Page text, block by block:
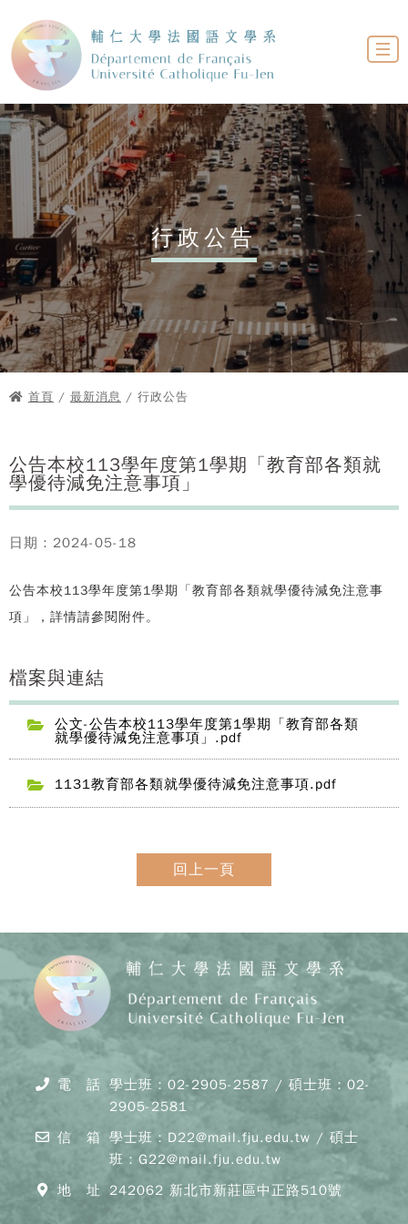
行政公告
首頁 / 最新消息 / 行政公告
公告本校113學年度第1學期「教育部各類就
學優待減免注意事項」
日期：2024-05-18
公告本校113學年度第1學期「教育部各類就學優待減免注意事
項」，詳情請參閱附件。
檔案與連結
公文-公告本校113學年度第1學期「教育部各類
就學優待減免注意事項」.pdf
1131教育部各類就學優待減免注意事項.pdf
回上一頁
電 話 學士班：02-2905-2587 / 碩士班：02-
2905-2581
信 箱
學士班：D22@mail.fju.edu.tw / 碩士
班：G22@mail.fju.edu.tw
地 址
242062 新北市新莊區中正路510號